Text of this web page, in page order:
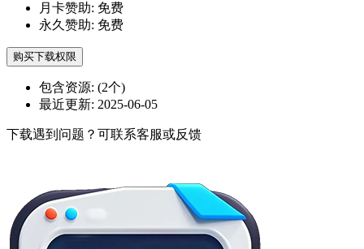
月卡赞助: 免费
永久赞助: 免费
购买下载权限
包含资源: (2个)
最近更新: 2025-06-05
下载遇到问题？可联系客服或反馈